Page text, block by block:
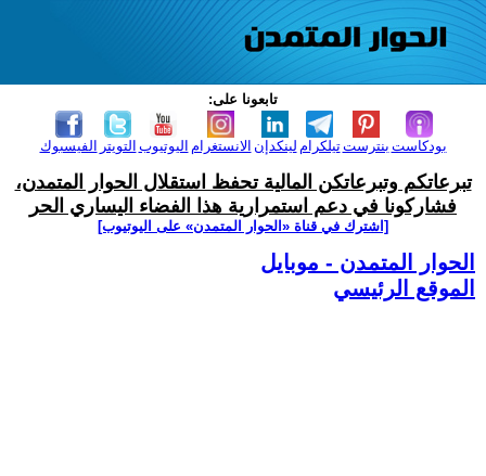
تابعونا على:
الفيسبوك التويتر اليوتيوب الانستغرام لينكدإن تيلكرامبنترست بودكاست
تبرعاتكم وتبرعاتكن المالية تحفظ استقلال الحوار المتمدن،
فشاركونا في دعم استمرارية هذا الفضاء اليساري الحر
[اشترك في قناة ‫«الحوار المتمدن» على اليوتيوب]
الحوار المتمدن - موبايل
الموقع الرئيسي